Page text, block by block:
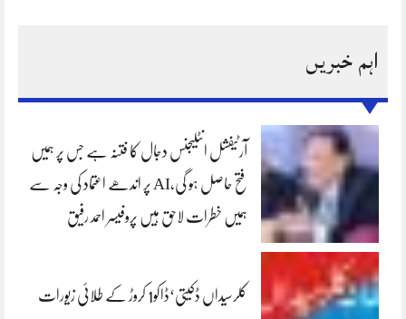
اہم خبریں
آرٹیفشل انٹلیجنس دجال کا فتنہ ہے جس پر ہمیں
فتح حاصل ہو گی،AI پر اندھے اعتماد کی وجہ سے
ہمیں خطرات لاحق ہیں پروفیسر احمد رفیق
کلرسیداں ڈکیتی‘ڈاکو1 کروڑ کے طلائی زیورات